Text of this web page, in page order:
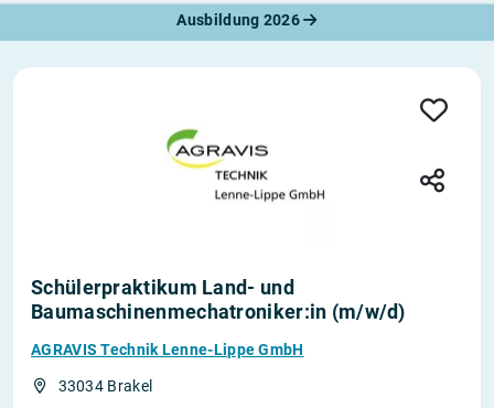
Ausbildung 2026
Schülerpraktikum Land- und
Baumaschinenmechatroniker:in (m/w/d)
AGRAVIS Technik Lenne-Lippe GmbH
33034 Brakel